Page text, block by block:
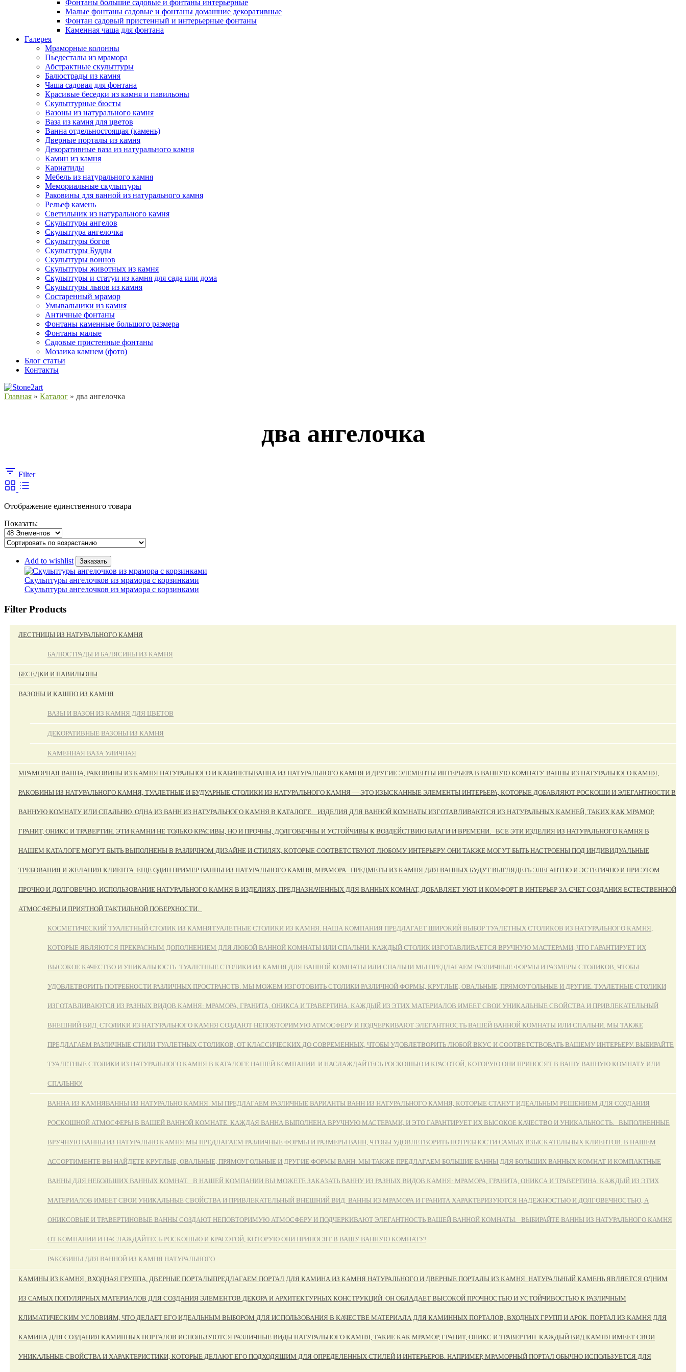
Фонтаны большие садовые и фонтаны интерьерные
Малые фонтаны садовые и фонтаны домашние декоративные
Фонтан садовый пристенный и интерьерные фонтаны
Каменная чаша для фонтана
Галерея
Мраморные колонны
Пьедесталы из мрамора
Абстрактные скульптуры
Балюстрады из камня
Чаша садовая для фонтана
Красивые беседки из камня и павильоны
Скульптурные бюсты
Вазоны из натурального камня
Ваза из камня для цветов
Ванна отдельностоящая (камень)
Дверные порталы из камня
Декоративные ваза из натурального камня
Камин из камня
Кариатиды
Мебель из натурального камня
Мемориальные скульптуры
Раковины для ванной из натурального камня
Рельеф камень
Светильник из натурального камня
Скульптуры ангелов
Скульптура ангелочка
Скульптуры богов
Скульптуры Будды
Скульптуры воинов
Скульптуры животных из камня
Скульптуры и статуи из камня для сада или дома
Скульптуры львов из камня
Состаренный мрамор
Умывальники из камня
Античные фонтаны
Фонтаны каменные большого размера
Фонтаны малые
Садовые пристенные фонтаны
Мозаика камнем (фото)
Блог статьи
Контакты
Главная » Каталог » два ангелочка
два ангелочка
Filter
Отображение единственного товара
Показать:
Add to wishlist Заказать
Скульптуры ангелочков из мрамора с корзинками
Скульптуры ангелочков из мрамора с корзинками
Filter Products
ЛЕСТНИЦЫ ИЗ НАТУРАЛЬНОГО КАМНЯ
БАЛЮСТРАДЫ И БАЛЯСИНЫ ИЗ КАМНЯ
БЕСЕДКИ И ПАВИЛЬОНЫ
ВАЗОНЫ И КАШПО ИЗ КАМНЯ
ВАЗЫ И ВАЗОН ИЗ КАМНЯ ДЛЯ ЦВЕТОВ
ДЕКОРАТИВНЫЕ ВАЗОНЫ ИЗ КАМНЯ
КАМЕННАЯ ВАЗА УЛИЧНАЯ
МРАМОРНАЯ ВАННА, РАКОВИНЫ ИЗ КАМНЯ НАТУРАЛЬНОГО И КАБИНЕТЫВАННА ИЗ НАТУРАЛЬНОГО КАМНЯ И ДРУГИЕ ЭЛЕМЕНТЫ ИНТЕРЬЕРА В ВАННУЮ КОМНАТУ. ВАННЫ ИЗ НАТУРАЛЬНОГО КАМНЯ,
РАКОВИНЫ ИЗ НАТУРАЛЬНОГО КАМНЯ, ТУАЛЕТНЫЕ И БУДУАРНЫЕ СТОЛИКИ ИЗ НАТУРАЛЬНОГО КАМНЯ — ЭТО ИЗЫСКАННЫЕ ЭЛЕМЕНТЫ ИНТЕРЬЕРА, КОТОРЫЕ ДОБАВЛЯЮТ РОСКОШИ И ЭЛЕГАНТНОСТИ В
ВАННУЮ КОМНАТУ ИЛИ СПАЛЬНЮ. ОДНА ИЗ ВАНН ИЗ НАТУРАЛЬНОГО КАМНЯ В КАТАЛОГЕ. ИЗДЕЛИЯ ДЛЯ ВАННОЙ КОМНАТЫ ИЗГОТАВЛИВАЮТСЯ ИЗ НАТУРАЛЬНЫХ КАМНЕЙ, ТАКИХ КАК МРАМОР,
ГРАНИТ, ОНИКС И ТРАВЕРТИН. ЭТИ КАМНИ НЕ ТОЛЬКО КРАСИВЫ, НО И ПРОЧНЫ, ДОЛГОВЕЧНЫ И УСТОЙЧИВЫ К ВОЗДЕЙСТВИЮ ВЛАГИ И ВРЕМЕНИ. ВСЕ ЭТИ ИЗДЕЛИЯ ИЗ НАТУРАЛЬНОГО КАМНЯ В
НАШЕМ КАТАЛОГЕ МОГУТ БЫТЬ ВЫПОЛНЕНЫ В РАЗЛИЧНОМ ДИЗАЙНЕ И СТИЛЯХ, КОТОРЫЕ СООТВЕТСТВУЮТ ЛЮБОМУ ИНТЕРЬЕРУ. ОНИ ТАКЖЕ МОГУТ БЫТЬ НАСТРОЕНЫ ПОД ИНДИВИДУАЛЬНЫЕ
ТРЕБОВАНИЯ И ЖЕЛАНИЯ КЛИЕНТА. ЕЩЕ ОДИН ПРИМЕР ВАННЫ ИЗ НАТУРАЛЬНОГО КАМНЯ, МРАМОРА ПРЕДМЕТЫ ИЗ КАМНЯ ДЛЯ ВАННЫХ БУДУТ ВЫГЛЯДЕТЬ ЭЛЕГАНТНО И ЭСТЕТИЧНО И ПРИ ЭТОМ
ПРОЧНО И ДОЛГОВЕЧНО. ИСПОЛЬЗОВАНИЕ НАТУРАЛЬНОГО КАМНЯ В ИЗДЕЛИЯХ, ПРЕДНАЗНАЧЕННЫХ ДЛЯ ВАННЫХ КОМНАТ, ДОБАВЛЯЕТ УЮТ И КОМФОРТ В ИНТЕРЬЕР ЗА СЧЕТ СОЗДАНИЯ ЕСТЕСТВЕННОЙ
АТМОСФЕРЫ И ПРИЯТНОЙ ТАКТИЛЬНОЙ ПОВЕРХНОСТИ.
КОСМЕТИЧЕСКИЙ ТУАЛЕТНЫЙ СТОЛИК ИЗ КАМНЯТУАЛЕТНЫЕ СТОЛИКИ ИЗ КАМНЯ. НАША КОМПАНИЯ ПРЕДЛАГАЕТ ШИРОКИЙ ВЫБОР ТУАЛЕТНЫХ СТОЛИКОВ ИЗ НАТУРАЛЬНОГО КАМНЯ,
КОТОРЫЕ ЯВЛЯЮТСЯ ПРЕКРАСНЫМ ДОПОЛНЕНИЕМ ДЛЯ ЛЮБОЙ ВАННОЙ КОМНАТЫ ИЛИ СПАЛЬНИ. КАЖДЫЙ СТОЛИК ИЗГОТАВЛИВАЕТСЯ ВРУЧНУЮ МАСТЕРАМИ, ЧТО ГАРАНТИРУЕТ ИХ
ВЫСОКОЕ КАЧЕСТВО И УНИКАЛЬНОСТЬ. ТУАЛЕТНЫЕ СТОЛИКИ ИЗ КАМНЯ ДЛЯ ВАННОЙ КОМНАТЫ ИЛИ СПАЛЬНИ МЫ ПРЕДЛАГАЕМ РАЗЛИЧНЫЕ ФОРМЫ И РАЗМЕРЫ СТОЛИКОВ, ЧТОБЫ
УДОВЛЕТВОРИТЬ ПОТРЕБНОСТИ РАЗЛИЧНЫХ ПРОСТРАНСТВ. МЫ МОЖЕМ ИЗГОТОВИТЬ СТОЛИКИ РАЗЛИЧНОЙ ФОРМЫ, КРУГЛЫЕ, ОВАЛЬНЫЕ, ПРЯМОУГОЛЬНЫЕ И ДРУГИЕ. ТУАЛЕТНЫЕ СТОЛИКИ
ИЗГОТАВЛИВАЮТСЯ ИЗ РАЗНЫХ ВИДОВ КАМНЯ: МРАМОРА, ГРАНИТА, ОНИКСА И ТРАВЕРТИНА. КАЖДЫЙ ИЗ ЭТИХ МАТЕРИАЛОВ ИМЕЕТ СВОИ УНИКАЛЬНЫЕ СВОЙСТВА И ПРИВЛЕКАТЕЛЬНЫЙ
ВНЕШНИЙ ВИД. СТОЛИКИ ИЗ НАТУРАЛЬНОГО КАМНЯ СОЗДАЮТ НЕПОВТОРИМУЮ АТМОСФЕРУ И ПОДЧЕРКИВАЮТ ЭЛЕГАНТНОСТЬ ВАШЕЙ ВАННОЙ КОМНАТЫ ИЛИ СПАЛЬНИ. МЫ ТАКЖЕ
ПРЕДЛАГАЕМ РАЗЛИЧНЫЕ СТИЛИ ТУАЛЕТНЫХ СТОЛИКОВ, ОТ КЛАССИЧЕСКИХ ДО СОВРЕМЕННЫХ, ЧТОБЫ УДОВЛЕТВОРИТЬ ЛЮБОЙ ВКУС И СООТВЕТСТВОВАТЬ ВАШЕМУ ИНТЕРЬЕРУ. ВЫБИРАЙТЕ
ТУАЛЕТНЫЕ СТОЛИКИ ИЗ НАТУРАЛЬНОГО КАМНЯ В КАТАЛОГЕ НАШЕЙ КОМПАНИИ И НАСЛАЖДАЙТЕСЬ РОСКОШЬЮ И КРАСОТОЙ, КОТОРУЮ ОНИ ПРИНОСЯТ В ВАШУ ВАННУЮ КОМНАТУ ИЛИ
СПАЛЬНЮ!
ВАННА ИЗ КАМНЯВАННЫ ИЗ НАТУРАЛЬНО КАМНЯ. МЫ ПРЕДЛАГАЕМ РАЗЛИЧНЫЕ ВАРИАНТЫ ВАНН ИЗ НАТУРАЛЬНОГО КАМНЯ, КОТОРЫЕ СТАНУТ ИДЕАЛЬНЫМ РЕШЕНИЕМ ДЛЯ СОЗДАНИЯ
РОСКОШНОЙ АТМОСФЕРЫ В ВАШЕЙ ВАННОЙ КОМНАТЕ. КАЖДАЯ ВАННА ВЫПОЛНЕНА ВРУЧНУЮ МАСТЕРАМИ, И ЭТО ГАРАНТИРУЕТ ИХ ВЫСОКОЕ КАЧЕСТВО И УНИКАЛЬНОСТЬ. ВЫПОЛНЕННЫЕ
ВРУЧНУЮ ВАННЫ ИЗ НАТУРАЛЬНО КАМНЯ МЫ ПРЕДЛАГАЕМ РАЗЛИЧНЫЕ ФОРМЫ И РАЗМЕРЫ ВАНН, ЧТОБЫ УДОВЛЕТВОРИТЬ ПОТРЕБНОСТИ САМЫХ ВЗЫСКАТЕЛЬНЫХ КЛИЕНТОВ. В НАШЕМ
АССОРТИМЕНТЕ ВЫ НАЙДЕТЕ КРУГЛЫЕ, ОВАЛЬНЫЕ, ПРЯМОУГОЛЬНЫЕ И ДРУГИЕ ФОРМЫ ВАНН. МЫ ТАКЖЕ ПРЕДЛАГАЕМ БОЛЬШИЕ ВАННЫ ДЛЯ БОЛЬШИХ ВАННЫХ КОМНАТ И КОМПАКТНЫЕ
ВАННЫ ДЛЯ НЕБОЛЬШИХ ВАННЫХ КОМНАТ. В НАШЕЙ КОМПАНИИ ВЫ МОЖЕТЕ ЗАКАЗАТЬ ВАННУ ИЗ РАЗНЫХ ВИДОВ КАМНЯ: МРАМОРА, ГРАНИТА, ОНИКСА И ТРАВЕРТИНА. КАЖДЫЙ ИЗ ЭТИХ
МАТЕРИАЛОВ ИМЕЕТ СВОИ УНИКАЛЬНЫЕ СВОЙСТВА И ПРИВЛЕКАТЕЛЬНЫЙ ВНЕШНИЙ ВИД. ВАННЫ ИЗ МРАМОРА И ГРАНИТА ХАРАКТЕРИЗУЮТСЯ НАДЕЖНОСТЬЮ И ДОЛГОВЕЧНОСТЬЮ, А
ОНИКСОВЫЕ И ТРАВЕРТИНОВЫЕ ВАННЫ СОЗДАЮТ НЕПОВТОРИМУЮ АТМОСФЕРУ И ПОДЧЕРКИВАЮТ ЭЛЕГАНТНОСТЬ ВАШЕЙ ВАННОЙ КОМНАТЫ. ВЫБИРАЙТЕ ВАННЫ ИЗ НАТУРАЛЬНОГО КАМНЯ
ОТ КОМПАНИИ И НАСЛАЖДАЙТЕСЬ РОСКОШЬЮ И КРАСОТОЙ, КОТОРУЮ ОНИ ПРИНОСЯТ В ВАШУ ВАННУЮ КОМНАТУ!
РАКОВИНЫ ДЛЯ ВАННОЙ ИЗ КАМНЯ НАТУРАЛЬНОГО
КАМИНЫ ИЗ КАМНЯ, ВХОДНАЯ ГРУППА, ДВЕРНЫЕ ПОРТАЛЫПРЕДЛАГАЕМ ПОРТАЛ ДЛЯ КАМИНА ИЗ КАМНЯ НАТУРАЛЬНОГО И ДВЕРНЫЕ ПОРТАЛЫ ИЗ КАМНЯ. НАТУРАЛЬНЫЙ КАМЕНЬ ЯВЛЯЕТСЯ ОДНИМ
ИЗ САМЫХ ПОПУЛЯРНЫХ МАТЕРИАЛОВ ДЛЯ СОЗДАНИЯ ЭЛЕМЕНТОВ ДЕКОРА И АРХИТЕКТУРНЫХ КОНСТРУКЦИЙ. ОН ОБЛАДАЕТ ВЫСОКОЙ ПРОЧНОСТЬЮ И УСТОЙЧИВОСТЬЮ К РАЗЛИЧНЫМ
КЛИМАТИЧЕСКИМ УСЛОВИЯМ, ЧТО ДЕЛАЕТ ЕГО ИДЕАЛЬНЫМ ВЫБОРОМ ДЛЯ ИСПОЛЬЗОВАНИЯ В КАЧЕСТВЕ МАТЕРИАЛА ДЛЯ КАМИННЫХ ПОРТАЛОВ, ВХОДНЫХ ГРУПП И АРОК. ПОРТАЛ ИЗ КАМНЯ ДЛЯ
КАМИНА ДЛЯ СОЗДАНИЯ КАМИННЫХ ПОРТАЛОВ ИСПОЛЬЗУЮТСЯ РАЗЛИЧНЫЕ ВИДЫ НАТУРАЛЬНОГО КАМНЯ, ТАКИЕ КАК МРАМОР, ГРАНИТ, ОНИКС И ТРАВЕРТИН. КАЖДЫЙ ВИД КАМНЯ ИМЕЕТ СВОИ
УНИКАЛЬНЫЕ СВОЙСТВА И ХАРАКТЕРИСТИКИ, КОТОРЫЕ ДЕЛАЮТ ЕГО ПОДХОДЯЩИМ ДЛЯ ОПРЕДЕЛЕННЫХ СТИЛЕЙ И ИНТЕРЬЕРОВ. НАПРИМЕР, МРАМОРНЫЙ ПОРТАЛ ОБЫЧНО ИСПОЛЬЗУЕТСЯ ДЛЯ